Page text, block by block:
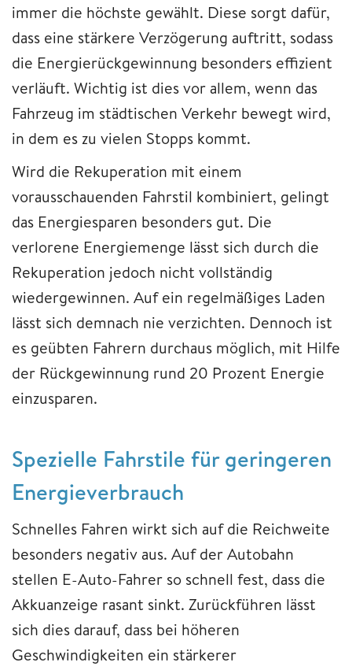
immer die höchste gewählt. Diese sorgt dafür,
dass eine stärkere Verzögerung auftritt, sodass
die Energierückgewinnung besonders effizient
verläuft. Wichtig ist dies vor allem, wenn das
Fahrzeug im städtischen Verkehr bewegt wird,
in dem es zu vielen Stopps kommt.
Wird die Rekuperation mit einem
vorausschauenden Fahrstil kombiniert, gelingt
das Energiesparen besonders gut. Die
verlorene Energiemenge lässt sich durch die
Rekuperation jedoch nicht vollständig
wiedergewinnen. Auf ein regelmäßiges Laden
lässt sich demnach nie verzichten. Dennoch ist
es geübten Fahrern durchaus möglich, mit Hilfe
der Rückgewinnung rund 20 Prozent Energie
einzusparen.
Spezielle Fahrstile für geringeren
Energieverbrauch
Schnelles Fahren wirkt sich auf die Reichweite
besonders negativ aus. Auf der Autobahn
stellen E-Auto-Fahrer so schnell fest, dass die
Akkuanzeige rasant sinkt. Zurückführen lässt
sich dies darauf, dass bei höheren
Geschwindigkeiten ein stärkerer